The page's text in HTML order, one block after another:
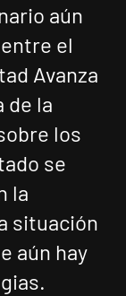
aún
el
Avanza
de la
los
se
la
situación
aún hay